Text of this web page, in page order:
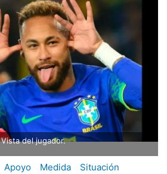
Vista del jugador.
Apoyo Medida
Situación